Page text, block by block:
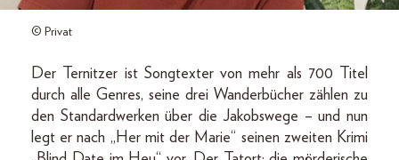
© Privat
Der Ternitzer ist Songtexter von mehr als 700 Titel
durch alle Genres, seine drei Wanderbücher zählen zu
den Standardwerken über die Jakobswege – und nun
legt er nach „Her mit der Marie“ seinen zweiten Krimi